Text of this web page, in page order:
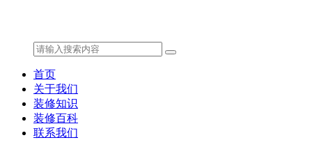
首页
关于我们
装修知识
装修百科
联系我们